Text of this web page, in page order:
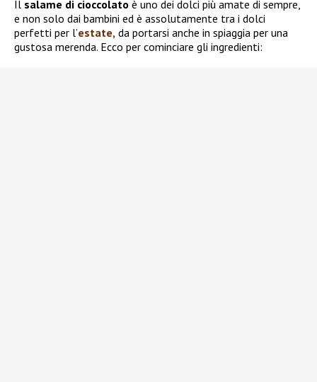
Il salame di cioccolato è uno dei dolci più amate di sempre,
e non solo dai bambini ed è assolutamente tra i dolci
perfetti per l’estate, da portarsi anche in spiaggia per una
gustosa merenda. Ecco per cominciare gli ingredienti: